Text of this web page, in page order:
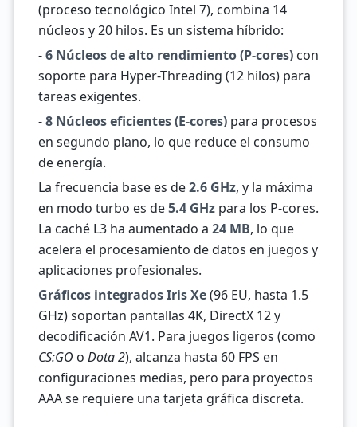
(proceso tecnológico Intel 7), combina 14
núcleos y 20 hilos. Es un sistema híbrido:
-6 Núcleos de alto rendimiento (P-cores)con
soporte para Hyper-Threading (12 hilos) para
tareas exigentes.
-8 Núcleos eficientes (E-cores)para procesos
en segundo plano, lo que reduce el consumo
de energía.
La frecuencia base es de2.6 GHz, y la máxima
en modo turbo es de5.4 GHzpara los P-cores.
La caché L3 ha aumentado a 24 MB, lo que
acelera el procesamiento de datos en juegos y
aplicaciones profesionales.
Gráficos integrados Iris Xe(96 EU, hasta 1.5
GHz) soportan pantallas 4K, DirectX 12 y
decodificación AV1. Para juegos ligeros (como
CS:GO o Dota 2), alcanza hasta 60 FPS en
configuraciones medias, pero para proyectos
AAA se requiere una tarjeta gráfica discreta.